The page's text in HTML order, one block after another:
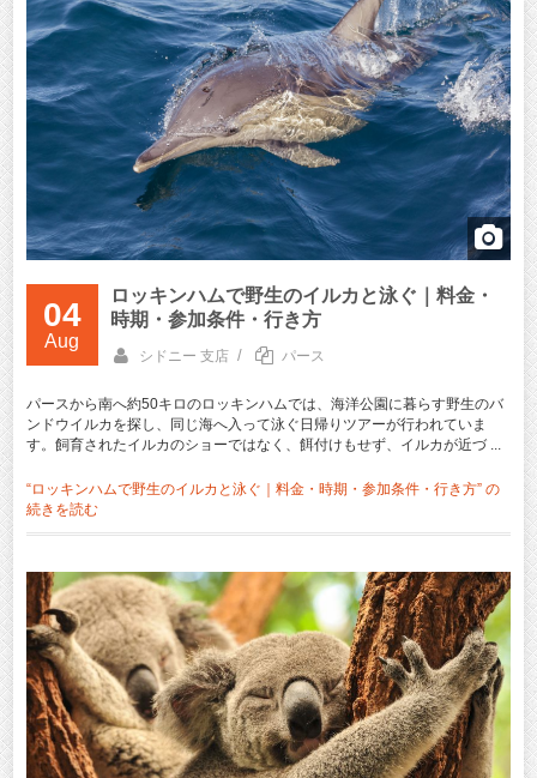
04
Aug
ロッキンハムで野生のイルカと泳ぐ｜料金・
時期・参加条件・行き方
シドニー 支店 / パース
パースから南へ約50キロのロッキンハムでは、海洋公園に暮らす野生のバ
ンドウイルカを探し、同じ海へ入って泳ぐ日帰りツアーが行われていま
す。飼育されたイルカのショーではなく、餌付けもせず、イルカが近づ ...
“ロッキンハムで野生のイルカと泳ぐ｜料金・時期・参加条件・行き方” の
続きを読む